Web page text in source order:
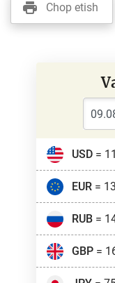
Chop etish
USD=
EUR=
RUB=
GBP=